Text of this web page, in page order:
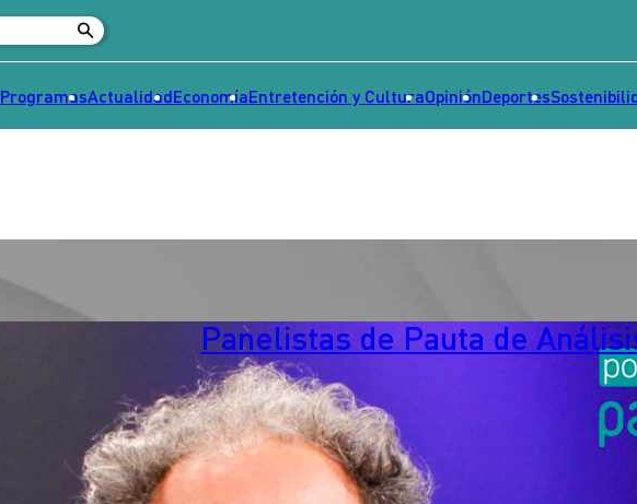
ProgramasActualidadEconomíaEntretención y CulturaOpiniónDeportes
Panelistas de Pauta de